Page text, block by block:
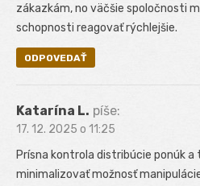
zákazkám, no väčšie spoločnosti
schopnosti reagovať rýchlejšie.
ODPOVEDAŤ
Katarína L. píše:
17. 12. 2025 o 11:25
Prísna kontrola distribúcie ponúk
minimalizovať možnosť